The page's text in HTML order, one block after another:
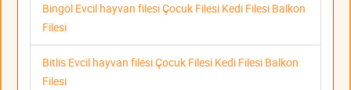
Bingöl Evcil hayvan filesi Çocuk Filesi Kedi Filesi Balkon
Filesi
Bitlis Evcil hayvan filesi Çocuk Filesi Kedi Filesi Balkon
Filesi